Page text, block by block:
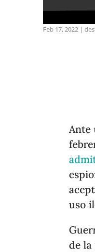
Feb 17, 2022 |
Ante
uso
de